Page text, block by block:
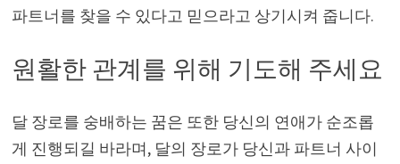
파트너를 찾을 수 있다고 믿으라고 상기시켜 줍니다.
원활한 관계를 위해 기도해 주세요
달 장로를 숭배하는 꿈은 또한 당신의 연애가 순조롭
게 진행되길 바라며, 달의 장로가 당신과 파트너 사이